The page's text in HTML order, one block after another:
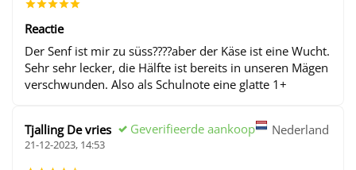
Reactie
Der Senf ist mir zu süss????aber der Käse ist eine Wucht.
Sehr sehr lecker, die Hälfte ist bereits in unseren Mägen
verschwunden. Also als Schulnote eine glatte 1+
Tjalling De vries Geverifieerde aankoop Nederland
21-12-2023, 14:53